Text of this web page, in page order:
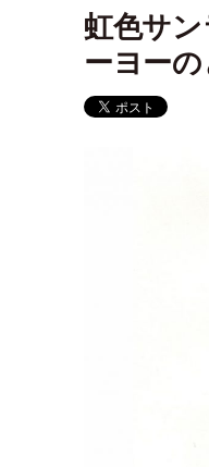
虹色サ
ーヨー